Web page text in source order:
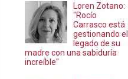
Loren Zotano:
"Rocío
Carrasco está
gestionando el
legado de su
madre con una sabiduría
increíble"